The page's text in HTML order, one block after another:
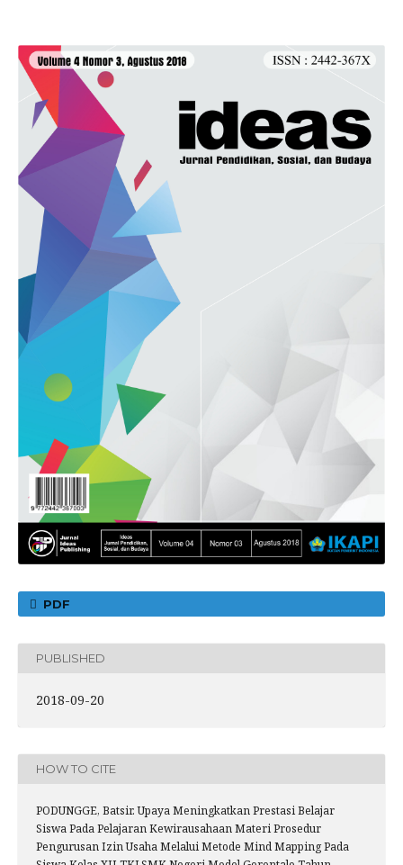
PDF
PUBLISHED
2018-09-20
HOW TO CITE
PODUNGGE, Batsir. Upaya Meningkatkan Prestasi Belajar
Siswa Pada Pelajaran Kewirausahaan Materi Prosedur
Pengurusan Izin Usaha Melalui Metode Mind Mapping Pada